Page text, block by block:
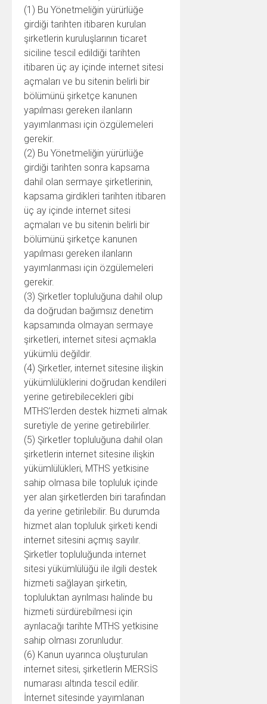
(1) Bu Yönetmeliğin yürürlüğe
girdiği tarihten itibaren kurulan
şirketlerin kuruluşlarının ticaret
siciline tescil edildiği tarihten
itibaren üç ay içinde internet sitesi
açmaları ve bu sitenin belirli bir
bölümünü şirketçe kanunen
yapılması gereken ilanların
yayımlanması için özgülemeleri
gerekir.
(2) Bu Yönetmeliğin yürürlüğe
girdiği tarihten sonra kapsama
dahil olan sermaye şirketlerinin,
kapsama girdikleri tarihten itibaren
üç ay içinde internet sitesi
açmaları ve bu sitenin belirli bir
bölümünü şirketçe kanunen
yapılması gereken ilanların
yayımlanması için özgülemeleri
gerekir.
(3) Şirketler topluluğuna dahil olup
da doğrudan bağımsız denetim
kapsamında olmayan sermaye
şirketleri, internet sitesi açmakla
yükümlü değildir.
(4) Şirketler, internet sitesine ilişkin
yükümlülüklerini doğrudan kendileri
yerine getirebilecekleri gibi
MTHS’lerden destek hizmeti almak
suretiyle de yerine getirebilirler.
(5) Şirketler topluluğuna dahil olan
şirketlerin internet sitesine ilişkin
yükümlülükleri, MTHS yetkisine
sahip olmasa bile topluluk içinde
yer alan şirketlerden biri tarafından
da yerine getirilebilir. Bu durumda
hizmet alan topluluk şirketi kendi
internet sitesini açmış sayılır.
Şirketler topluluğunda internet
sitesi yükümlülüğü ile ilgili destek
hizmeti sağlayan şirketin,
topluluktan ayrılması halinde bu
hizmeti sürdürebilmesi için
ayrılacağı tarihte MTHS yetkisine
sahip olması zorunludur.
(6) Kanun uyarınca oluşturulan
internet sitesi, şirketlerin MERSİS
numarası altında tescil edilir.
İnternet sitesinde yayımlanan